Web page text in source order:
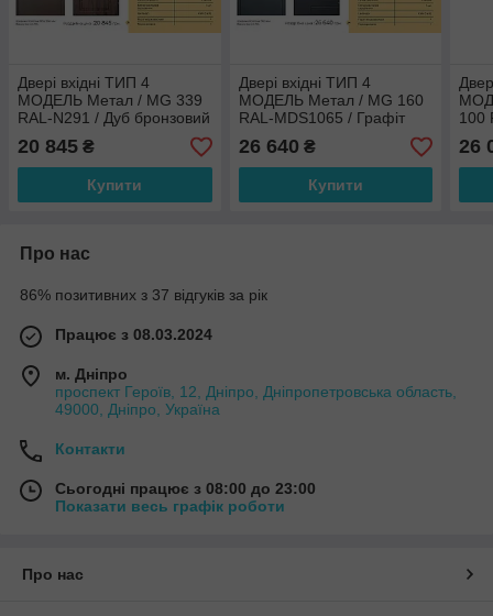
Двері вхідні ТИП 4
МОДЕЛЬ Метал / MG 339
RAL-N291 / Дуб бронзовий
Вінорит/ вулиця
20 845 ₴
Купити
Двері вхідні ТИП 4
МОДЕЛЬ Метал / MG 160
RAL-MDS1065 / Графіт
Вінорит / вулиця
26 640 ₴
Купити
100
26
Про нас
86% позитивних з 37 відгуків за рік
Працює з 08.03.2024
м. Дніпро
проспект Героїв, 12, Дніпро, Дніпропетровська область,
49000, Дніпро, Україна
Контакти
Сьогодні працює з 08:00 до 23:00
Показати весь графік роботи
Про нас